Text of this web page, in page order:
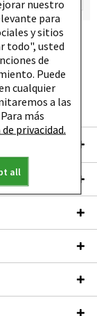
nuestro
para
y sitios
todo", usted
de
Puede
cualquier
a las
más
privacidad.
all